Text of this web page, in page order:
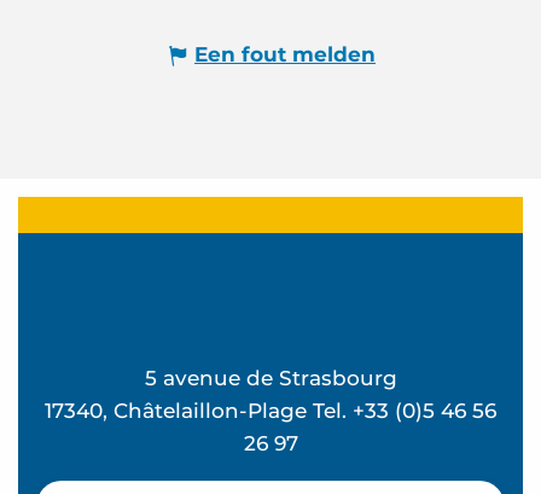
Een fout melden
5 avenue de Strasbourg
17340, Châtelaillon-Plage Tel. +33 (0)5 46 56
26 97